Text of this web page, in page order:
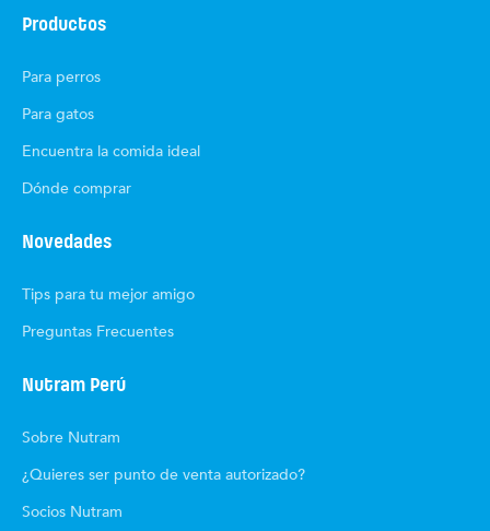
Productos
Para perros
Para gatos
Encuentra la comida ideal
Dónde comprar
Novedades
Tips para tu mejor amigo
Preguntas Frecuentes
Nutram Perú
Sobre Nutram
¿Quieres ser punto de venta autorizado?
Socios Nutram